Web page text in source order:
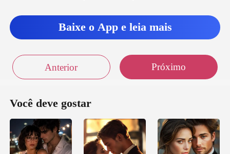
Baixe o App e leia mais
Anterior Próximo
Você deve gostar